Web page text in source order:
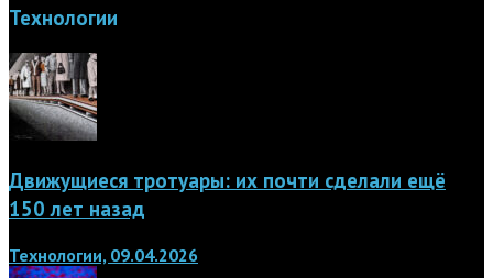
Технологии
Движущиеся тротуары: их почти сделали ещё
150 лет назад
Технологии, 09.04.2026